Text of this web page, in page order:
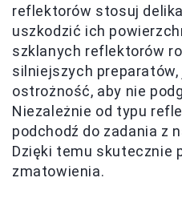
reflektorów stosuj
uszkodzić ich
szklanych reflektorów
silniejszych
ostrożność, aby nie
Niezależnie od typu
podchodź do zadania z
Dzięki temu skutecznie
zmatowienia.